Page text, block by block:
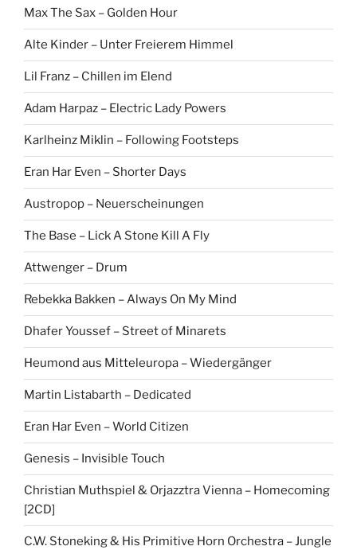
Max The Sax – Golden Hour
Alte Kinder – Unter Freierem Himmel
Lil Franz – Chillen im Elend
Adam Harpaz – Electric Lady Powers
Karlheinz Miklin – Following Footsteps
Eran Har Even – Shorter Days
Austropop – Neuerscheinungen
The Base – Lick A Stone Kill A Fly
Attwenger – Drum
Rebekka Bakken – Always On My Mind
Dhafer Youssef – Street of Minarets
Heumond aus Mitteleuropa – Wiedergänger
Martin Listabarth – Dedicated
Eran Har Even – World Citizen
Genesis – Invisible Touch
Christian Muthspiel & Orjazztra Vienna – Homecoming
[2CD]
C.W. Stoneking & His Primitive Horn Orchestra – Jungle